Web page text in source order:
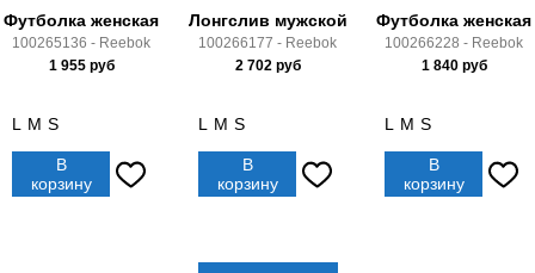
Футболка женская
100265136 - Reebok
1 955руб
L M S
В
корзину
Лонгслив мужской
100266177 - Reebok
2 702руб
L M S
В
корзину
Футболка женская
100266228 - Reebok
1 840руб
L M S
В
корзину